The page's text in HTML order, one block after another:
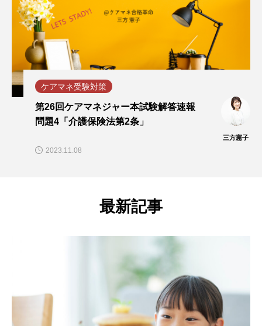
ケアマネ受験対策
第26回ケアマネジャー本試験解答速報
問題4「介護保険法第2条」
三方憲子
2023.11.08
最新記事